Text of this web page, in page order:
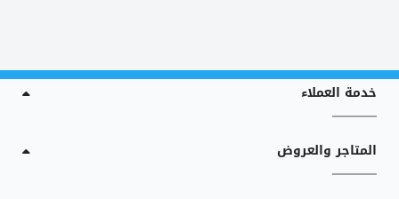
خدمة العملاء
المتاجر والعروض